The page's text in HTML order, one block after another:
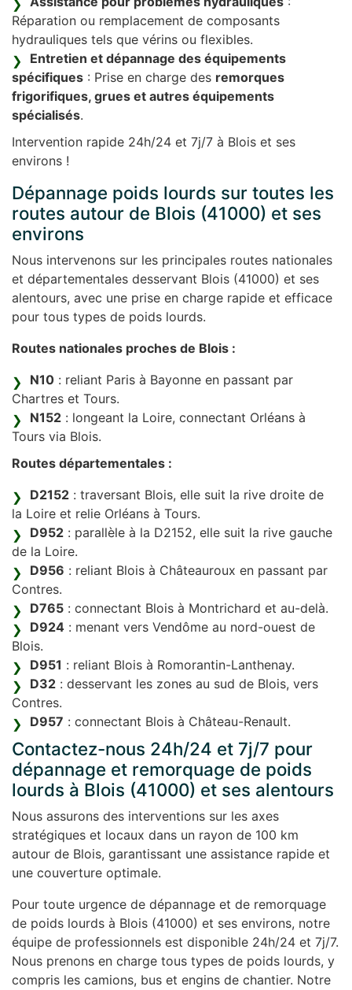
Réparation ou remplacement de composants
hydrauliques tels que vérins ou flexibles.
Entretien et dépannage des équipements
spécifiques : Prise en charge des remorques
frigorifiques, grues et autres équipements
spécialisés.
Intervention rapide 24h/24 et 7j/7 à Blois et ses
environs !
Dépannage poids lourds sur toutes les
routes autour de Blois (41000) et ses
environs
Nous intervenons sur les principales routes nationales
et départementales desservant Blois (41000) et ses
alentours, avec une prise en charge rapide et efficace
pour tous types de poids lourds.
Routes nationales proches de Blois :
N10 : reliant Paris à Bayonne en passant par
Chartres et Tours.
N152 : longeant la Loire, connectant Orléans à
Tours via Blois.
Routes départementales :
D2152 : traversant Blois, elle suit la rive droite de
la Loire et relie Orléans à Tours.
D952 : parallèle à la D2152, elle suit la rive gauche
de la Loire.
D956 : reliant Blois à Châteauroux en passant par
Contres.
D765 : connectant Blois à Montrichard et au-delà.
D924 : menant vers Vendôme au nord-ouest de
Blois.
D951 : reliant Blois à Romorantin-Lanthenay.
D32 : desservant les zones au sud de Blois, vers
Contres.
D957 : connectant Blois à Château-Renault.
Contactez-nous 24h/24 et 7j/7 pour
dépannage et remorquage de poids
lourds à Blois (41000) et ses alentours
Nous assurons des interventions sur les axes
stratégiques et locaux dans un rayon de 100 km
autour de Blois, garantissant une assistance rapide et
une couverture optimale.
Pour toute urgence de dépannage et de remorquage
de poids lourds à Blois (41000) et ses environs, notre
équipe de professionnels est disponible 24h/24 et 7j/7.
Nous prenons en charge tous types de poids lourds, y
compris les camions, bus et engins de chantier. Notre